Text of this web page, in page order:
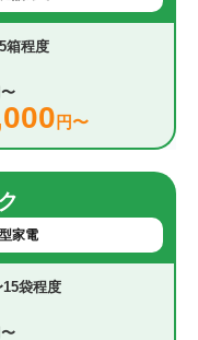
箱程度
円〜
家電
袋程度